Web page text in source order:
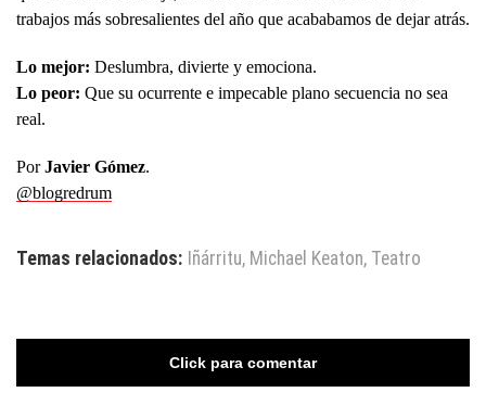
trabajos más sobresalientes del año que acababamos de dejar atrás.
Lo mejor: Deslumbra, divierte y emociona.
Lo peor: Que su ocurrente e impecable plano secuencia no sea
real.
PorJavier Gómez.
@blogredrum
Temas relacionados: Iñárritu, Michael Keaton, Teatro
Click para comentar